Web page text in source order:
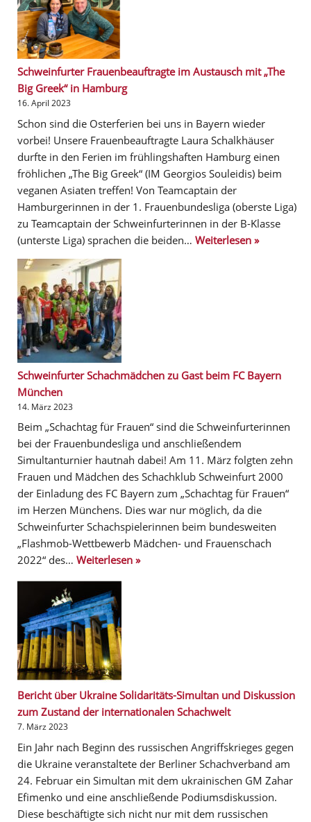
Schweinfurter Frauenbeauftragte im Austausch mit „The
Big Greek“ in Hamburg
16. April 2023
Schon sind die Osterferien bei uns in Bayern wieder
vorbei! Unsere Frauenbeauftragte Laura Schalkhäuser
durfte in den Ferien im frühlingshaften Hamburg einen
fröhlichen „The Big Greek“ (IM Georgios Souleidis) beim
veganen Asiaten treffen! Von Teamcaptain der
Hamburgerinnen in der 1. Frauenbundesliga (oberste Liga)
zu Teamcaptain der Schweinfurterinnen in der B-Klasse
(unterste Liga) sprachen die beiden… Weiterlesen »
Schweinfurter Schachmädchen zu Gast beim FC Bayern
München
14. März 2023
Beim „Schachtag für Frauen“ sind die Schweinfurterinnen
bei der Frauenbundesliga und anschließendem
Simultanturnier hautnah dabei! Am 11. März folgten zehn
Frauen und Mädchen des Schachklub Schweinfurt 2000
der Einladung des FC Bayern zum „Schachtag für Frauen“
im Herzen Münchens. Dies war nur möglich, da die
Schweinfurter Schachspielerinnen beim bundesweiten
„Flashmob-Wettbewerb Mädchen- und Frauenschach
2022“ des… Weiterlesen »
Bericht über Ukraine Solidaritäts-Simultan und Diskussion
zum Zustand der internationalen Schachwelt
7. März 2023
Ein Jahr nach Beginn des russischen Angriffskrieges gegen
die Ukraine veranstaltete der Berliner Schachverband am
24. Februar ein Simultan mit dem ukrainischen GM Zahar
Efimenko und eine anschließende Podiumsdiskussion.
Diese beschäftigte sich nicht nur mit dem russischen